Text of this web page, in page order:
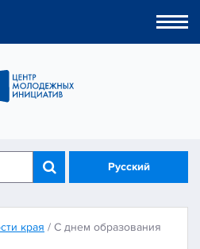
Русский
края / С днем образования